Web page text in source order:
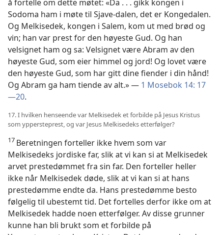
å fortelle om dette møtet: «Da . . . gikk kongen i
Sodoma ham i møte til Sjave-dalen, det er Kongedalen.
Og Melkisedek, kongen i Salem, kom ut med brød og
vin; han var prest for den høyeste Gud. Og han
velsignet ham og sa: Velsignet være Abram av den
høyeste Gud, som eier himmel og jord! Og lovet være
den høyeste Gud, som har gitt dine fiender i din hånd!
Og Abram ga ham tiende av alt.» — 1 Mosebok 14: 17
—20.
17. I hvilken henseende var Melkisedek et forbilde på Jesus Kristus
som yppersteprest, og var Jesus Melkisedeks etterfølger?
17 Beretningen forteller ikke hvem som var
Melkisedeks jordiske far, slik at vi kan si at Melkisedek
arvet prestedømmet fra sin far. Den forteller heller
ikke når Melkisedek døde, slik at vi kan si at hans
prestedømme endte da. Hans prestedømme besto
følgelig til ubestemt tid. Det fortelles derfor ikke om at
Melkisedek hadde noen etterfølger. Av disse grunner
kunne han bli brukt som et forbilde på